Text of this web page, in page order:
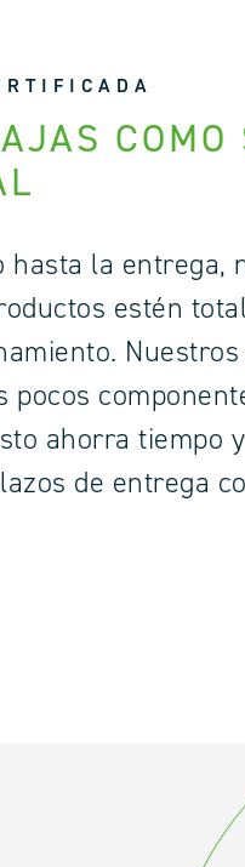
COMO
hasta la entrega,
estén
pocos
ahorra tiempo
de entrega